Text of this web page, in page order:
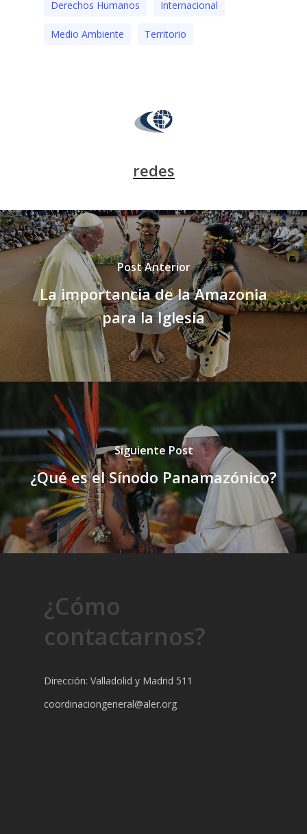
Derechos Humanos Internacional
Medio Ambiente Territorio
redes
Post Anterior
La importancia de la Amazonia
para la Iglesia
Siguiente Post
¿Qué es el Sínodo Panamazónico?
¿Cómo
contactarnos?
Dirección: Valladolid y Madrid 511
coordinaciongeneral@aler.org